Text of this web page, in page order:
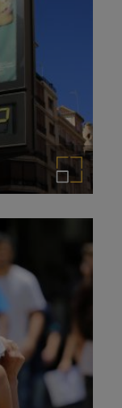
Amplia la imatge